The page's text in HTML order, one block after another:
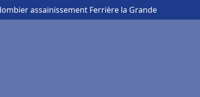
assainissement Ferrière la Grande